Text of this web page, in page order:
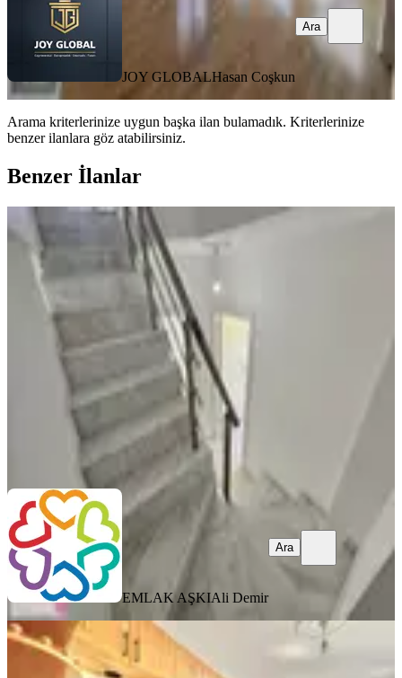
JOY GLOBALHasan Coşkun
Ara
Arama kriterlerinize uygun başka ilan bulamadık. Kriterlerinize
benzer ilanlara göz atabilirsiniz.
Benzer İlanlar
YENİ
Ayanoğlu Mahallesi Tramvay Yakın
Kiralık
Kepez, Ayanoğlu Mahallesi
160 m²·2. Kat·07.08.2026
EMLAK AŞKI Ali Demir
EMLAK AŞKIAli Demir
Ara
YENİ
Aktoprak Mahallesi'nde Kiralık 4+1
Geniş Daire